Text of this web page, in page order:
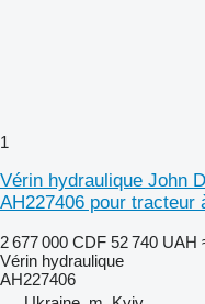
1
Vérin hydraulique John
AH227406 pour tracteur
2 677 000 CDF 52 740 UAH
Vérin hydraulique
AH227406